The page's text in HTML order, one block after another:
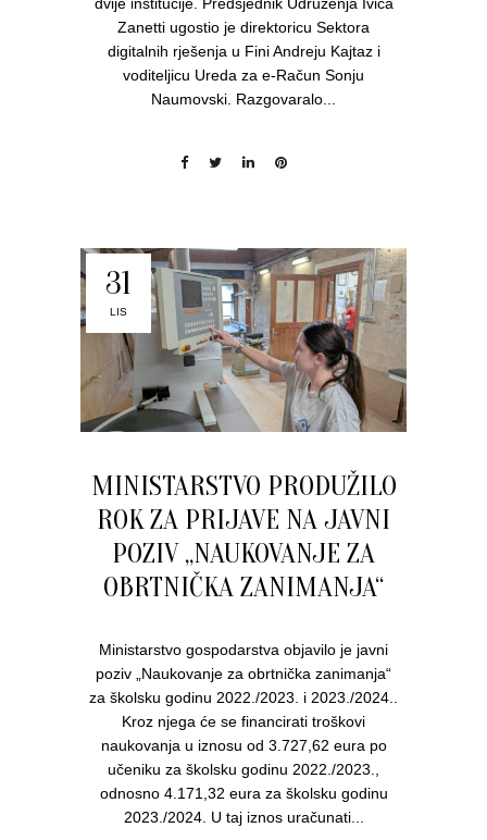
dvije institucije. Predsjednik Udruženja Ivica
Zanetti ugostio je direktoricu Sektora
digitalnih rješenja u Fini Andreju Kajtaz i
voditeljicu Ureda za e-Račun Sonju
Naumovski. Razgovaralo...
31
LIS
MINISTARSTVO PRODUŽILO
ROK ZA PRIJAVE NA JAVNI
POZIV „NAUKOVANJE ZA
OBRTNIČKA ZANIMANJA“
Ministarstvo gospodarstva objavilo je javni
poziv „Naukovanje za obrtnička zanimanja“
za školsku godinu 2022./2023. i 2023./2024..
Kroz njega će se financirati troškovi
naukovanja u iznosu od 3.727,62 eura po
učeniku za školsku godinu 2022./2023.,
odnosno 4.171,32 eura za školsku godinu
2023./2024. U taj iznos uračunati...